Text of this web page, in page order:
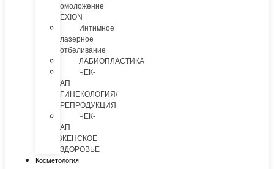
омоложение
EXION
Интимное
лазерное
отбеливание
ЛАБИОПЛАСТИКА
ЧЕК-
АП
ГИНЕКОЛОГИЯ/
РЕПРОДУКЦИЯ
ЧЕК-
АП
ЖЕНСКОЕ
ЗДОРОВЬЕ
Косметология